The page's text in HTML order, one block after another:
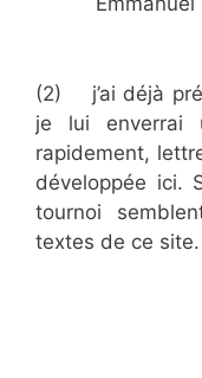
(2) j’ai déjà
je lui enverrai
rapidement,
développée ici.
tournoi
textes de ce site.